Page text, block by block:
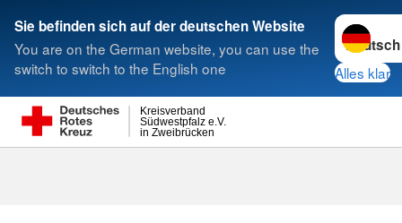
Sie befinden sich auf der deutschen Website
You are on the German website, you can use the
switch to switch to the English one
Sprache
Alles klar
in Zweibrücken
Südwestpfalz e.V.
Kreisverband
Suche